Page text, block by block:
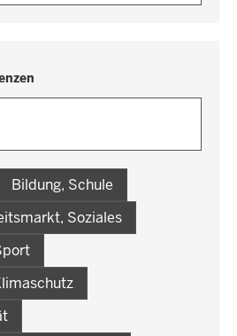
Bildung, Schule
Soziales